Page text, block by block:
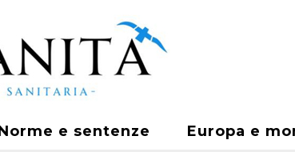
e sentenze Europa e